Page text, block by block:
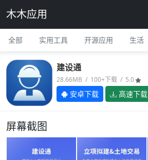
木木应用
全部 实用工具 开源应用 生活
建设通
28.66MB / 100+下载 / 5.0
安卓下载 高速下载
屏幕截图